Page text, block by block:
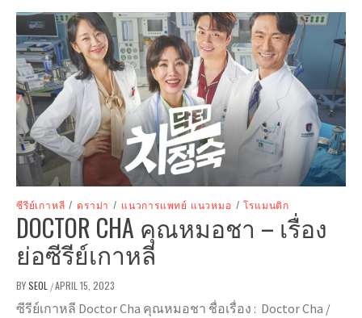
ซีรีย์เกาหลี / ดราม่า / แนวการแพทย์ แนวหมอ / โรแมนติก
DOCTOR CHA คุณหมอชา – เรื่อง
ย่อซีรีย์เกาหลี
BYSEOL /APRIL 15, 2023
ซีรีย์เกาหลี Doctor Cha คุณหมอชา ชื่อเรื่อง : Doctor Cha /